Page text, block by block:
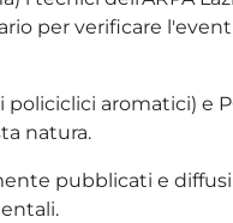
per verificare
aromatici) e
natura.
pubblicati e